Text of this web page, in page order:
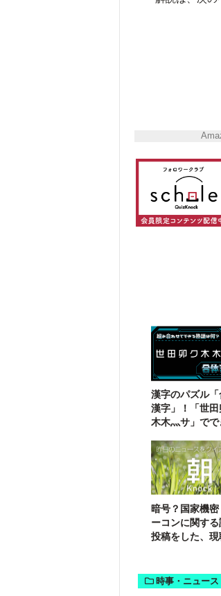
漢字のパズル
漢字」！「世田
木木灬サ」で
暗号？国家機
ーコンに関す
投稿をした、
時事・ニュース